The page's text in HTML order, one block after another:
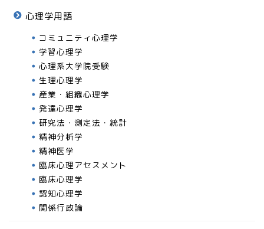
心理学用語
コミュニティ心理学
学習心理学
心理系大学院受験
生理心理学
産業・組織心理学
発達心理学
研究法・測定法・統計
精神分析学
精神医学
臨床心理アセスメント
臨床心理学
認知心理学
関係行政論